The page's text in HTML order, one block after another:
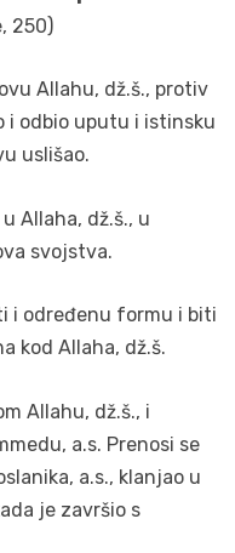
250)
Allahu, dž.š., protiv
i odbio uputu i istinsku
uslišao.
Allaha, dž.š., u
svojstva.
i određenu formu i biti
kod Allaha, dž.š.
Allahu, dž.š., i
a.s. Prenosi se
a.s., klanjao u
je završio s